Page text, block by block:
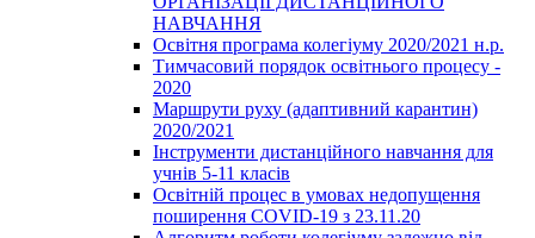
НАВЧАННЯ
Освітня програма колегіуму 2020/2021 н.р.
Тимчасовий порядок освітнього процесу -
2020
Маршрути руху (адаптивний карантин)
2020/2021
Інструменти дистанційного навчання для
учнів 5-11 класів
Освітній процес в умовах недопущення
поширення COVID-19 з 23.11.20